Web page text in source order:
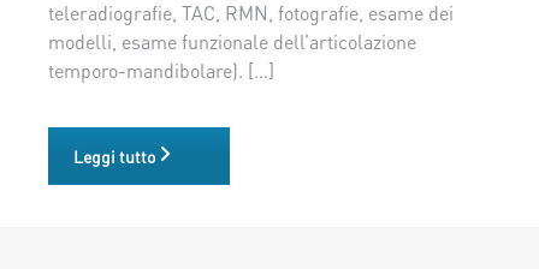
teleradiografie, TAC, RMN, fotografie, esame dei
modelli, esame funzionale dell’articolazione
temporo-mandibolare). […]
Leggi tutto